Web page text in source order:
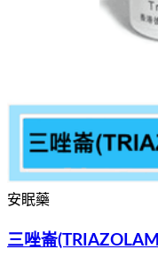
安眠藥
三唑崙(TRIAZOLAM